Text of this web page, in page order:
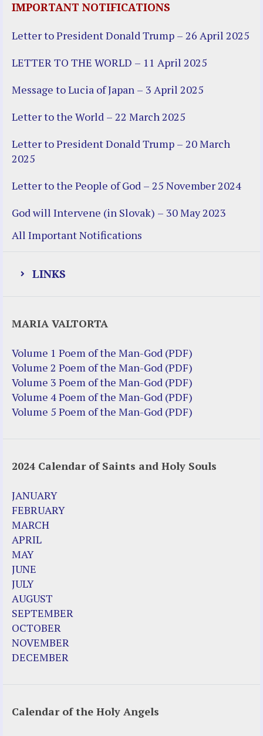
IMPORTANT NOTIFICATIONS
Letter to President Donald Trump – 26 April 2025
LETTER TO THE WORLD – 11 April 2025
Message to Lucia of Japan – 3 April 2025
Letter to the World – 22 March 2025
Letter to President Donald Trump – 20 March
2025
Letter to the People of God – 25 November 2024
God will Intervene (in Slovak) – 30 May 2023
All Important Notifications
LINKS
Justice Action: Interviews William
Costellia
Truth be Known – Legal Doc 1 of 2
Truth be Known – Legal Doc 2 of 2
Mirror Websites
Noteworthy
2023 Calendar (PDF)
500 Years of Marian Apparitions
Akiane Kramarik
Archbishop Fulton Sheen
Dr. Kelly Bowring
Dr. Rashid Buttar
For Young People – A Mother's Love
Interview Jim Caviezel
LITTLE PEBBLE VIDEOS
Luz de Maria – Extracts 2014
Pope Francis – Prophecy Fulfilled
Prophesied events of Garabandal unfolding
Other Websites
MARIA VALTORTA
Volume 1 Poem of the Man-God (PDF)
Volume 2 Poem of the Man-God (PDF)
Volume 3 Poem of the Man-God (PDF)
Volume 4 Poem of the Man-God (PDF)
Volume 5 Poem of the Man-God (PDF)
2024 Calendar of Saints and Holy Souls
JANUARY
FEBRUARY
MARCH
APRIL
MAY
JUNE
JULY
AUGUST
SEPTEMBER
OCTOBER
NOVEMBER
DECEMBER
Calendar of the Holy Angels